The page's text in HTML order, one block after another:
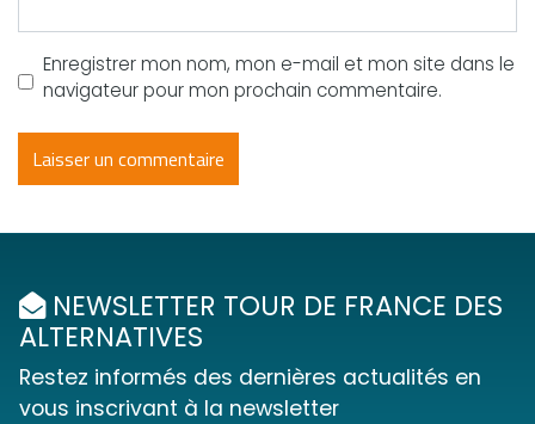
Enregistrer mon nom, mon e-mail et mon site dans le
navigateur pour mon prochain commentaire.
NEWSLETTER TOUR DE FRANCE DES
ALTERNATIVES
Restez informés des dernières actualités en
vous inscrivant à la newsletter